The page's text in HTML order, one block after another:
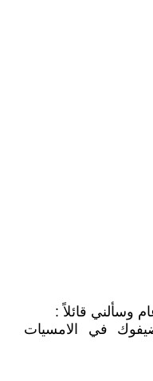
قائلاً :
في الامسيات